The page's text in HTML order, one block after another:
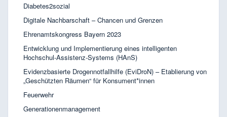
Diabetes2sozial
Digitale Nachbarschaft – Chancen und Grenzen
Ehrenamtskongress Bayern 2023
Entwicklung und Implementierung eines intelligenten
Hochschul-Assistenz-Systems (HAnS)
Evidenzbasierte Drogennotfallhilfe (EviDroN) – Etablierung von
„Geschützten Räumen“ für Konsument*innen
Feuerwehr
Generationenmanagement